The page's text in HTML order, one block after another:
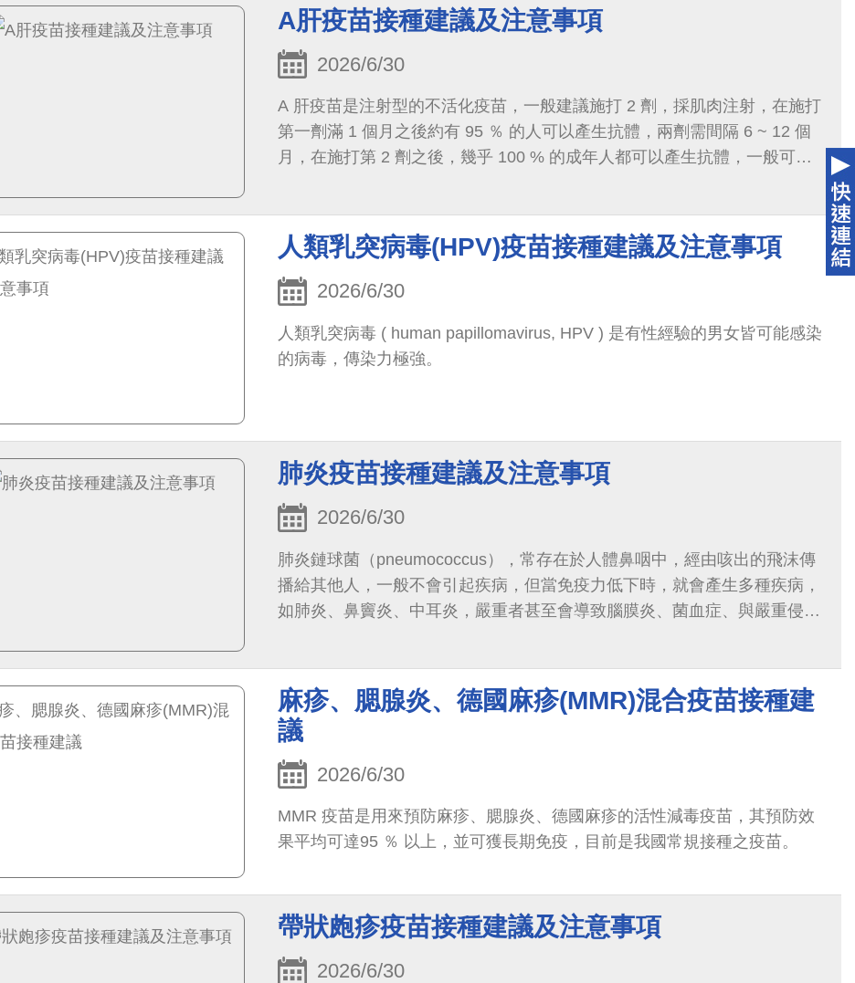
A肝疫苗接種建議及注意事項
2026/6/30
A 肝疫苗是注射型的不活化疫苗，一般建議施打 2 劑，採肌肉注射，在施打
第一劑滿 1 個月之後約有 95 ％ 的人可以產生抗體，兩劑需間隔 6 ~ 12 個
月，在施打第 2 劑之後，幾乎 100 % 的成年人都可以產生抗體，一般可以
人類乳突病毒(HPV)疫苗接種建議及注意事項
2026/6/30
人類乳突病毒 ( human papillomavirus, HPV ) 是有性經驗的男女皆可能感染
的病毒，傳染力極強。
肺炎疫苗接種建議及注意事項
2026/6/30
肺炎鏈球菌（pneumococcus），常存在於人體鼻咽中，經由咳出的飛沫傳
播給其他人，一般不會引起疾病，但當免疫力低下時，就會產生多種疾病，
如肺炎、鼻竇炎、中耳炎，嚴重者甚至會導致腦膜炎、菌血症、與嚴重侵襲
麻疹、腮腺炎、德國麻疹(MMR)混合疫苗接種建
議
2026/6/30
MMR 疫苗是用來預防麻疹、腮腺炎、德國麻疹的活性減毒疫苗，其預防效
果平均可達95 ％ 以上，並可獲長期免疫，目前是我國常規接種之疫苗。
帶狀皰疹疫苗接種建議及注意事項
2026/6/30